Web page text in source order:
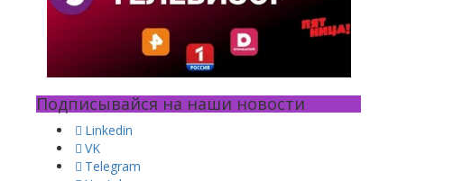
Подписывайся на наши новости
Linkedin
VK
Telegram